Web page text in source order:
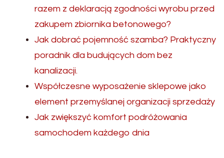
razem z deklaracją zgodności wyrobu przed
zakupem zbiornika betonowego?
Jak dobrać pojemność szamba? Praktyczny
poradnik dla budujących dom bez
kanalizacji.
Współczesne wyposażenie sklepowe jako
element przemyślanej organizacji sprzedaży
Jak zwiększyć komfort podróżowania
samochodem każdego dnia